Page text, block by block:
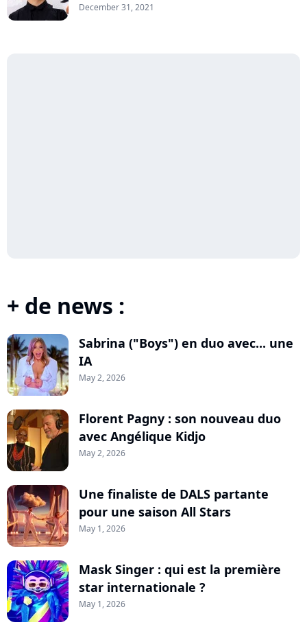
December 31, 2021
+ de news :
Sabrina ("Boys") en duo avec... une
IA
May 2, 2026
Florent Pagny : son nouveau duo
avec Angélique Kidjo
May 2, 2026
Une finaliste de DALS partante
pour une saison All Stars
May 1, 2026
Mask Singer : qui est la première
star internationale ?
May 1, 2026